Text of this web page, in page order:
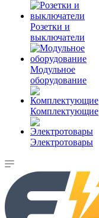
Розетки и
выключатели
Модульное
оборудование
Комплектующие
Электротовары